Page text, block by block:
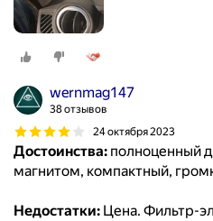
wernmag147
38 отзывов
24 октября 2023
Достоинства: полноценный
магнитом, компактный,
Недостатки: Цена. Фильтр-